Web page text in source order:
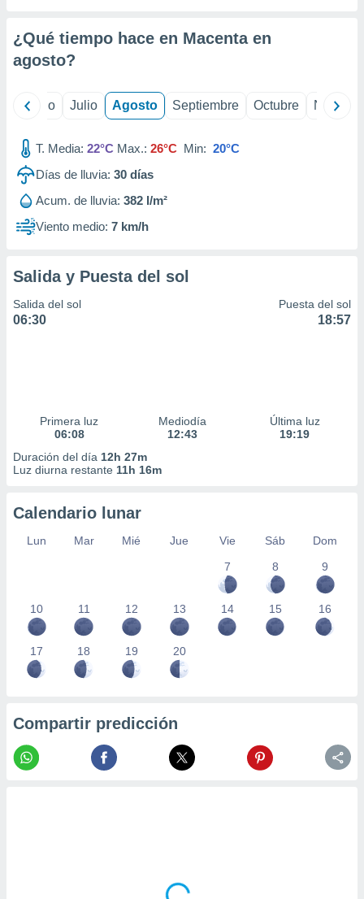
e
mediante
publicidad
publicidad
de
1199
¿Qué tiempo hace en Macenta en
agosto?
Junio Julio Agosto Septiembre Octubre
T. Media: 22°C Max.: 26°C Min: 20°C
Días de lluvia: 30 días
Acum. de lluvia: 382 l/m²
Viento medio: 7 km/h
Salida y Puesta del sol
Salida del sol
06:30
Puesta del sol
18:57
Primera luz
06:08
Mediodía
12:43
Última luz
19:19
Duración del día 12h 27m
Luz diurna restante 11h 16m
Calendario lunar
Lun Mar Mié Jue Vie Sáb
Dom
7
8 9
10 11 12 13 14 15 16
17 18 19 20
Compartir predicción